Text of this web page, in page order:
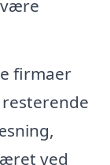
firmaer
ved